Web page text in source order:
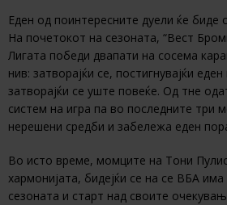
Еден од поинтересните дуели ќе биде
На почетокот на сезоната, “Вест
Лигата победи двапати на сосема
нив: затворајќи се, постигнувајќи
затворајќи се уште повеќе. Од тне
систем на игра па во последните три
нерешени средби и забележа еден
Во исто време, момците на Тони Пулис
хармонијата, бидејќи се на се ВБА
сезоната и старт над своите